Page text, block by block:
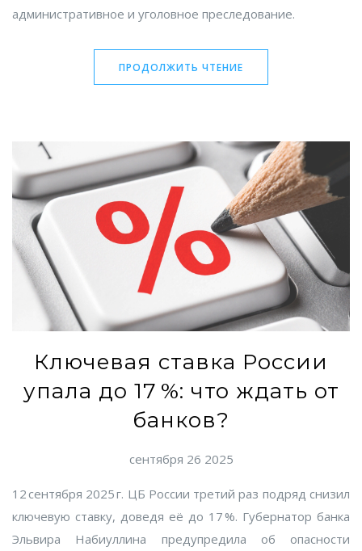
административное и уголовное преследование.
ПРОДОЛЖИТЬ ЧТЕНИЕ
Ключевая ставка России
упала до 17 %: что ждать от
банков?
сентября 26 2025
12 сентября 2025 г. ЦБ России третий раз подряд снизил
ключевую ставку, доведя её до 17 %. Губернатор банка
Эльвира Набиуллина предупредила об опасности